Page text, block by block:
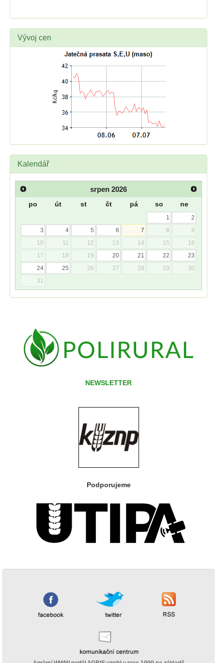
Vývoj cen
Kalendář
srpen 2026
po út st čt pá so ne
1
2
3
4 5 6 7 8
9
10
11 12 13 14 15
16
17
18 19 20 21 22
23
24
25 26 27 28 29
30
31
NEWSLETTER
Podporujeme